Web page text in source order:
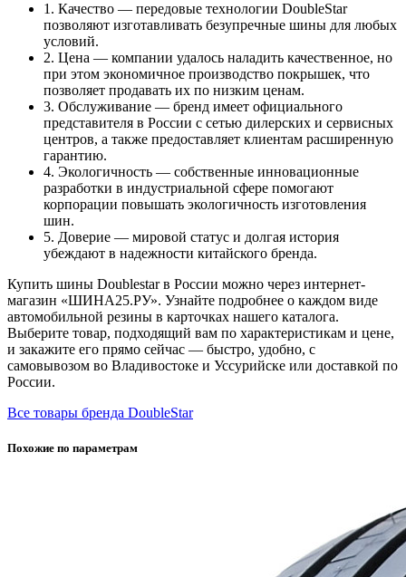
1. Качество — передовые технологии DoubleStar
позволяют изготавливать безупречные шины для любых
условий.
2. Цена — компании удалось наладить качественное, но
при этом экономичное производство покрышек, что
позволяет продавать их по низким ценам.
3. Обслуживание — бренд имеет официального
представителя в России с сетью дилерских и сервисных
центров, а также предоставляет клиентам расширенную
гарантию.
4. Экологичность — собственные инновационные
разработки в индустриальной сфере помогают
корпорации повышать экологичность изготовления
шин.
5. Доверие — мировой статус и долгая история
убеждают в надежности китайского бренда.
Купить шины Doublestar в России можно через интернет-
магазин «ШИНА25.РУ». Узнайте подробнее о каждом виде
автомобильной резины в карточках нашего каталога.
Выберите товар, подходящий вам по характеристикам и цене,
и закажите его прямо сейчас — быстро, удобно, с
самовывозом во Владивостоке и Уссурийске или доставкой по
России.
Все товары бренда DoubleStar
Похожие по параметрам